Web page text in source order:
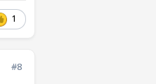
1
#8